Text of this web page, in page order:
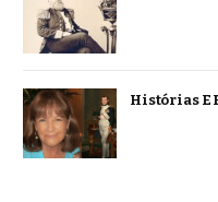
Histórias E